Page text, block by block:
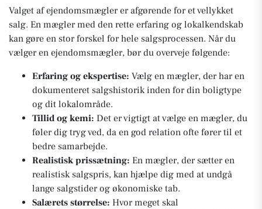
Valget af ejendomsmægler er afgørende for et vellykket
salg. En mægler med den rette erfaring og lokalkendskab
kan gøre en stor forskel for hele salgsprocessen. Når du
vælger en ejendomsmægler, bør du overveje følgende:
Erfaring og ekspertise: Vælg en mægler, der har en
dokumenteret salgshistorik inden for din boligtype
og dit lokalområde.
Tillid og kemi: Det er vigtigt at vælge en mægler, du
føler dig tryg ved, da en god relation ofte fører til et
bedre samarbejde.
Realistisk prissætning: En mægler, der sætter en
realistisk salgspris, kan hjælpe dig med at undgå
lange salgstider og økonomiske tab.
Salærets størrelse: Hvor meget skal